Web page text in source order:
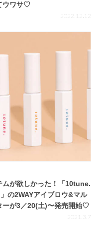
ウワサ♡
2022.12.12
ムが欲しかった！「10tune.
の2WAYアイブロウ&マル
ーが3／20(土)〜発売開始♡
2021.3.7